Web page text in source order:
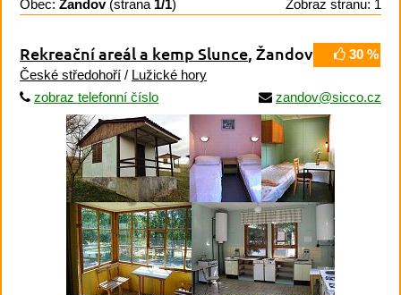
Obec: Žandov(strana 1/1) Zobraz stranu: 1
30 %
Rekreační areál a kemp Slunce, Žandov
České středohoří / Lužické hory
zobraz telefonní číslo
zandov@sicco.cz